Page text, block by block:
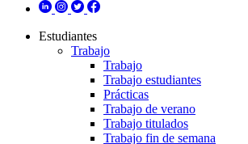
Estudiantes
Trabajo
Trabajo
Trabajo estudiantes
Prácticas
Trabajo de verano
Trabajo titulados
Trabajo fin de semana